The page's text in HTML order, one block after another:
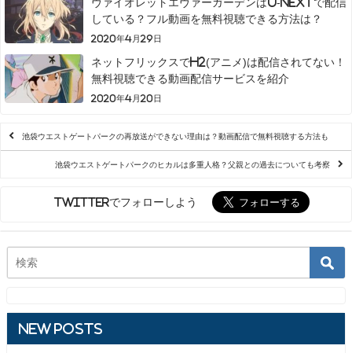
ヴァイオレットエヴァーガーデンはU-NEXTで配信
している？フル動画を無料視聴できる方法は？
2020年4月29日
ネットフリックスでH2(アニメ)は配信されてない！
無料視聴できる動画配信サービスを紹介
2020年4月20日
池袋ウエストゲートパークの再放送ができない理由は？動画配信で無料視聴する方法も
池袋ウエストゲートパークのヒカルは多重人格？父親との過去についても考察
Twitterでフォローしよう
New Posts